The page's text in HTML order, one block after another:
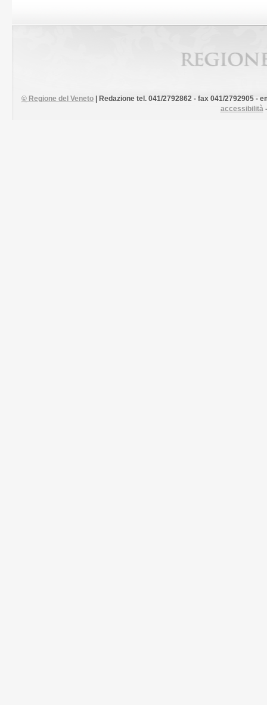
© Regione del Veneto
| Redazione tel. 041/2792862 - fax 041/2792905 -
accessibilità